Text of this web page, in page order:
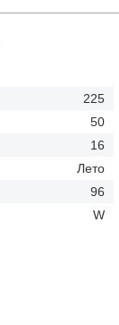
225
50
16
Лето
96
W